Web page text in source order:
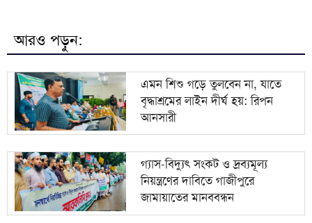
অপরাধে জড়িত গ্রেপ্তার ৪৩
৯ হাসিনা?
১০ দিল্লিকে কড়া বার্তা ঢাকার; ভারতের চোখ রাঙানির দিন কি
তবে শেষ?
আরও পড়ুন:
এমন শিশু গড়ে তুলবেন না, যাতে
বৃদ্ধাশ্রমের লাইন দীর্ঘ হয়: রিপন
আনসারী
গ্যাস-বিদ্যুৎ সংকট ও দ্রব্যমূল্য
নিয়ন্ত্রণের দাবিতে গাজীপুরে
জামায়াতের মানববন্ধন